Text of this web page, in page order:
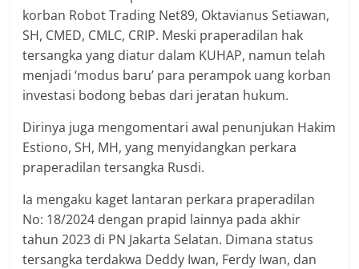
korban Robot Trading Net89, Oktavianus Setiawan,
SH, CMED, CMLC, CRIP. Meski praperadilan hak
tersangka yang diatur dalam KUHAP, namun telah
menjadi ‘modus baru’ para perampok uang korban
investasi bodong bebas dari jeratan hukum.
Dirinya juga mengomentari awal penunjukan Hakim
Estiono, SH, MH, yang menyidangkan perkara
praperadilan tersangka Rusdi.
Ia mengaku kaget lantaran perkara praperadilan
No: 18/2024 dengan prapid lainnya pada akhir
tahun 2023 di PN Jakarta Selatan. Dimana status
tersangka terdakwa Deddy Iwan, Ferdy Iwan, dan